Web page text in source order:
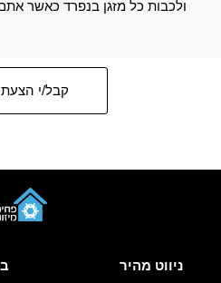
ולכבות כל מזגן בנפרד כאשר
קבל/י
ניווט מהיר